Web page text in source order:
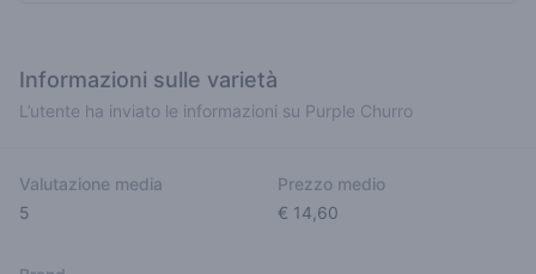
Informazioni sulle varietà
L’utente ha inviato le informazioni su Purple Churro
Valutazione media
5
Prezzo medio
€ 14,60